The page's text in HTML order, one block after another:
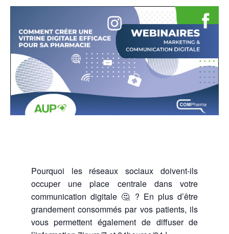
Pourquoi les réseaux sociaux doivent-ils
occuper une place centrale dans votre
communication digitale 🤔 ? En plus d’être
grandement consommés par vos patients, ils
vous permettent également de diffuser de